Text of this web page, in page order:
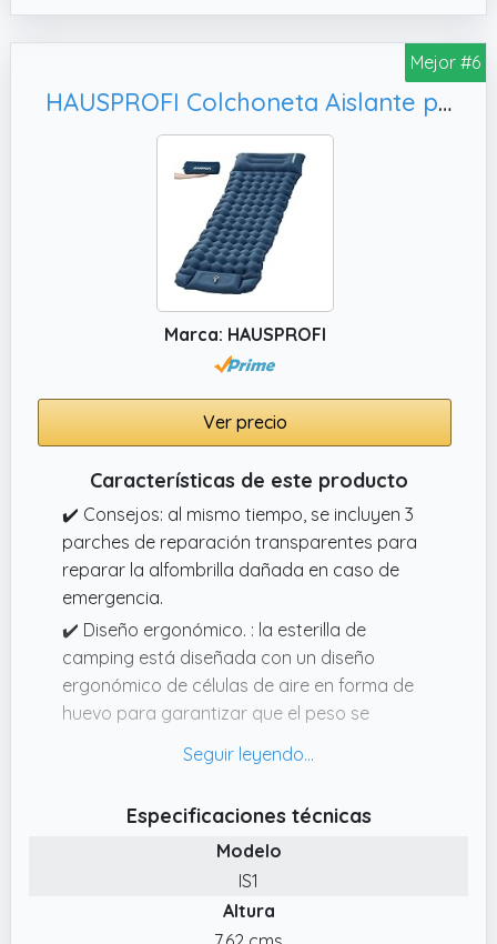
ocupa mucho menos espacio después de
desinflarse, por lo que su almacenamiento y
transporte resultan muy sencillos y
económicos. Puedes utilizar la bolsa con asa
para llevar la colchoneta de aire a cualquier
✔️ Amplia aplicación: colchoneta de gimnasia
artística para el hogar. La colchoneta de
gimnasia inflable se puede colocar en el
suelo del gimnasio, en entrenamientos de
✔️ Información sobre los accesorios: Air track
gimnasia artística. Al comprar nuestro
producto, recibirás 1 bomba de aire eléctrica
gratuita, 1 kit de reparación (sin pegamento)
y 1 bolsa con asa.
Mejor #6
HAUSPROFI Colchoneta Aislante para Camping, Exterior
Marca: HAUSPROFI
Ver precio
Características de este producto
✔️ Consejos: al mismo tiempo, se incluyen 3
parches de reparación transparentes para
reparar la alfombrilla dañada en caso de
emergencia.
✔️ Diseño ergonómico. : la esterilla de
camping está diseñada con un diseño
ergonómico de células de aire en forma de
huevo para garantizar que el peso se
ofrece una mejor estabilidad.
colchoneta aislante para exteriores está
equipada con una bomba de pie
incorporada, solo tarda unos 4090 segundos
en inflar completamente con el
apisonamiento de la bomba de pie. No es
Especificaciones técnicas
Modelo
IS1
Altura